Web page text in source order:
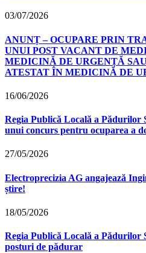
03/07/2026
ANUNȚ – OCUPARE PRIN
UNUI POST VACANT DE
MEDICINĂ DE URGENȚĂ
ATESTAT ÎN MEDICINĂ DE
16/06/2026
Regia Publică Locală a Pădurilor
unui concurs pentru ocuparea a
27/05/2026
Electroprecizia AG angajează
știre!
18/05/2026
Regia Publică Locală a Pădurilor
posturi de pădurar